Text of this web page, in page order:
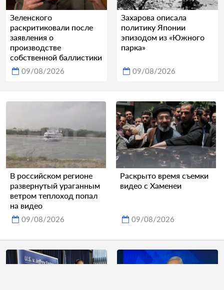
Зеленского
раскритиковали после
заявления о
производстве
собственной баллистики
09/08/2026
Захарова описала
политику Японии
эпизодом из «Южного
парка»
09/08/2026
В российском регионе
развернутый ураганным
ветром теплоход попал
на видео
09/08/2026
Раскрыто время съемки
видео с Хаменеи
09/08/2026